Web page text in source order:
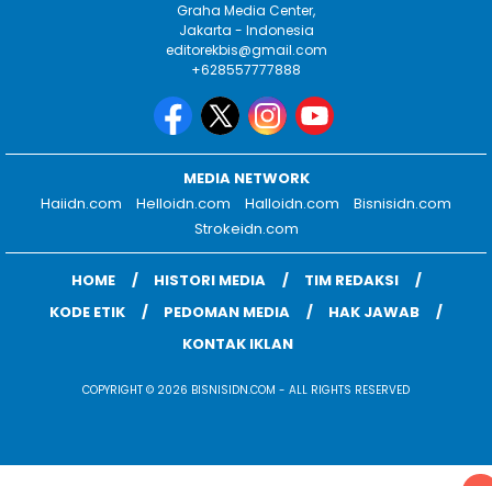
Graha Media Center,
Jakarta - Indonesia
editorekbis@gmail.com
+628557777888
MEDIA NETWORK
Haiidn.com
Helloidn.com Halloidn.com
Bisnisidn.com
Strokeidn.com
HOME HISTORI MEDIA
TIM REDAKSI
KODE ETIK
PEDOMAN MEDIA
HAK JAWAB
KONTAK IKLAN
COPYRIGHT © 2026 BISNISIDN.COM - ALL RIGHTS RESERVED